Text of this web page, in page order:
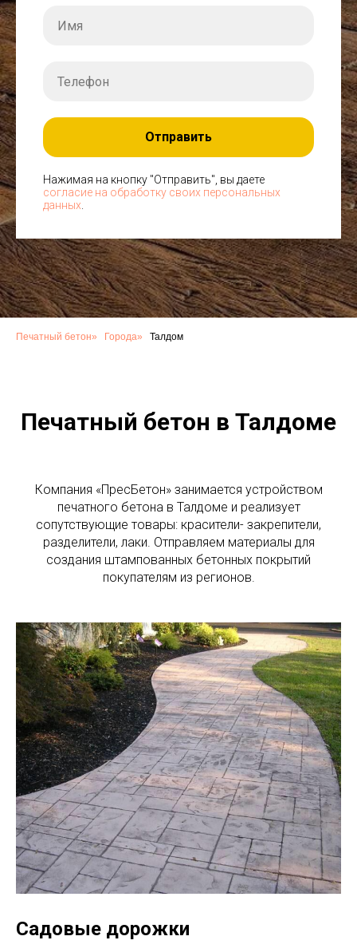
Отправить
Нажимая на кнопку "Отправить", вы даете
согласие на обработку своих персональных
данных
Печатный бетон» Города» Талдом
Печатный бетон в Талдоме
Компания «ПресБетон» занимается устройством
печатного бетона в Талдоме и реализует
сопутствующие товары: красители- закрепители,
разделители, лаки. Отправляем материалы для
создания штампованных бетонных покрытий
покупателям из регионов.
Садовые дорожки